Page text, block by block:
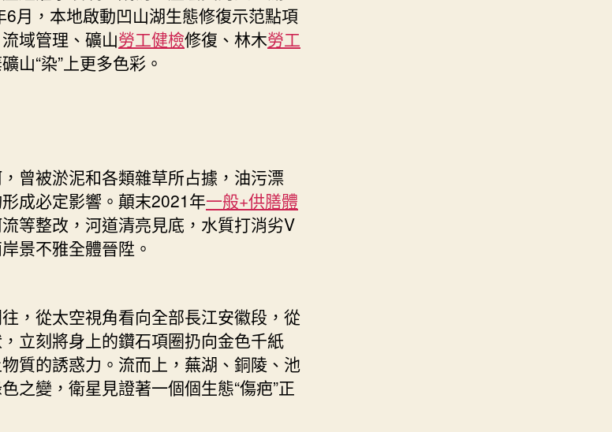
，本地啟動凹山湖生態修復示范點項
域管理、礦山勞工健檢修復、林木勞工
山“染”上更多色彩。
曾被淤泥和各類雜草所占據，油污漂
成必定影響。顛末2021年一般+供膳體
等整改，河道清亮見底，水質打消劣V
岸景不雅全體晉陞。
，從太空視角看向全部長江安徽段，從
立刻將身上的鑽石項圈扔向金色千紙
質的誘惑力。流而上，蕪湖、銅陵、池
之變，衛星見證著一個個生態“傷疤”正